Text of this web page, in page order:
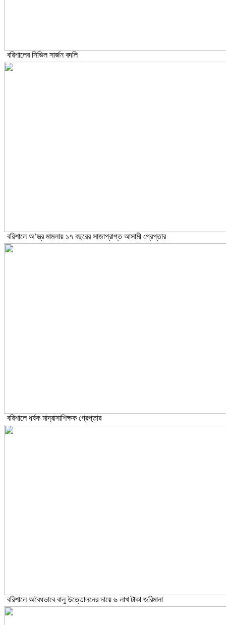
বরিশালের সিভিল সার্জন বদলি
বরিশালে অ’স্ত্র মামলায় ১৭ বছরের সাজাপ্রাপ্ত আসামী গ্রেপ্তার
বরিশালে ধর্ষক মাদ্রাসাশিক্ষক গ্রেপ্তার
বরিশালে অবৈধভাবে বালু উত্তোলনের দায়ে ৬ লাখ টাকা জরিমানা